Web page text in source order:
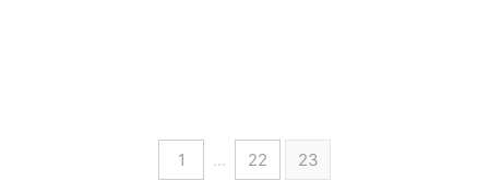
1 … 22 23